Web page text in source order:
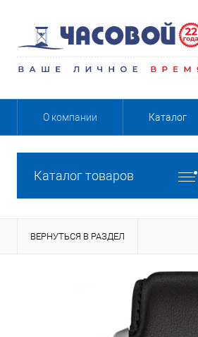
О компании Каталог
Каталог товаров
ВЕРНУТЬСЯ В РАЗДЕЛ